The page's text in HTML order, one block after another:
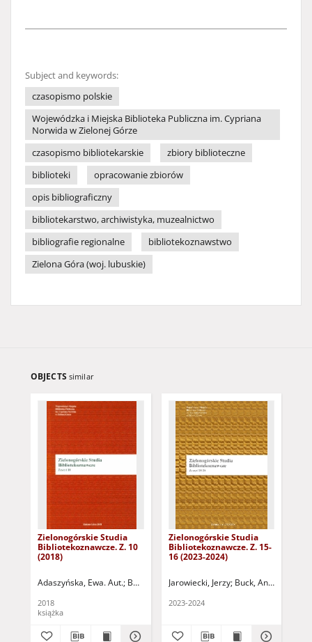
Subject and keywords:
czasopismo polskie
Wojewódzka i Miejska Biblioteka Publiczna im. Cypriana
Norwida w Zielonej Górze
czasopismo bibliotekarskie
zbiory biblioteczne
biblioteki
opracowanie zbiorów
opis bibliograficzny
bibliotekarstwo, archiwistyka, muzealnictwo
bibliografie regionalne
bibliotekoznawstwo
Zielona Góra (woj. lubuskie)
OBJECTS similar
Zielonogórskie Studia
Bibliotekoznawcze. Z. 10
(2018)
Adaszyńska, Ewa. Aut. Bartkowiak, Przemysław. Red. Buck, Andrzej.
2018
książka
Zielonogórskie Studia
Bibliotekoznawcze. Z. 15-
16 (2023-2024)
Jarowiecki, Jerzy Buck, Andrzej
2023-2024